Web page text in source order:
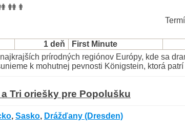
1 deň First Minute
prírodných regiónov Európy, kde sa
k mohutnej pevnosti Königstein, ktorá
Tri oriešky pre Popolušku
, Sasko, Drážďany (Dresden)